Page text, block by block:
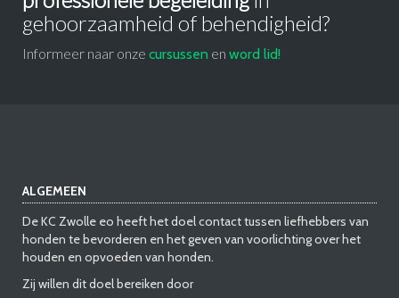
gehoorzaamheid of behendigheid?
Informeer naar onze cursussen en word lid!
ALGEMEEN
De KC Zwolle eo heeft het doel contact tussen liefhebbers van
honden te bevorderen en het geven van voorlichting over het
houden en opvoeden van honden.
Zij willen dit doel bereiken door